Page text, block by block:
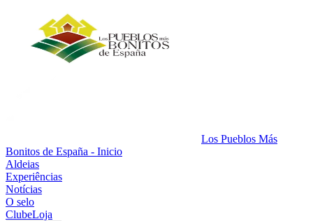
Los Pueblos Más
Bonitos de España - Inicio
Aldeias
Experiências
Notícias
O selo
ClubeLoja